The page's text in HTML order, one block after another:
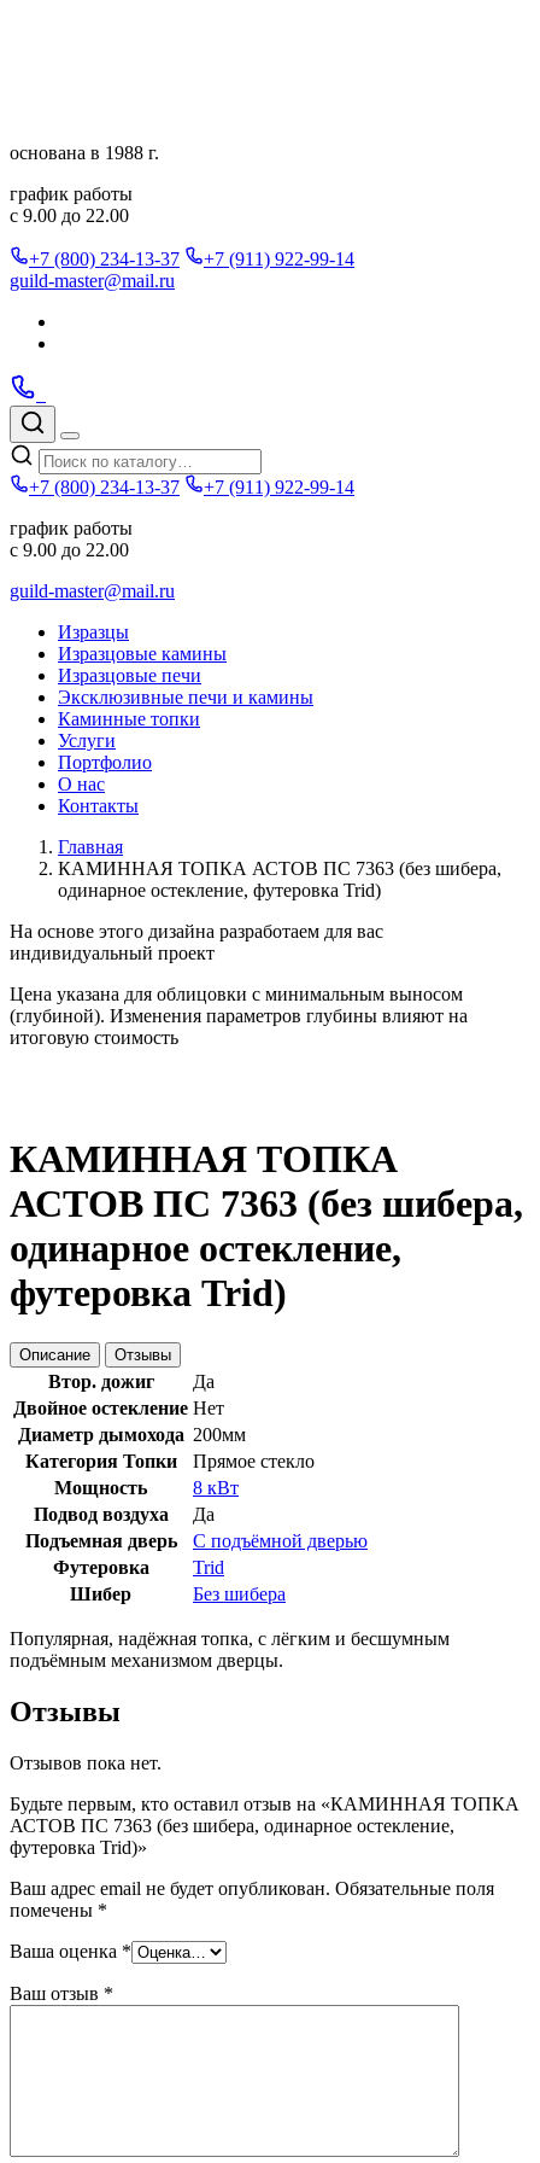
основана в 1988 г.
график работы
с 9.00 до 22.00
+7 (800) 234-13-37
+7 (911) 922-99-14
guild-master@mail.ru
Позвонить
Поиск
по
каталогу
Меню
+7 (800) 234-13-37
+7 (911) 922-99-14
график работы
с 9.00 до 22.00
guild-master@mail.ru
Изразцы
Изразцовые камины
Изразцовые печи
Эксклюзивные печи и камины
Каминные топки
Услуги
Портфолио
О нас
Контакты
Главная
КАМИННАЯ ТОПКА АСТОВ ПС 7363 (без шибера,
одинарное остекление, футеровка Trid)
На основе этого дизайна разработаем для вас
индивидуальный проект
Цена указана для облицовки с минимальным выносом
(глубиной). Изменения параметров глубины влияют на
итоговую стоимость
КАМИННАЯ ТОПКА
АСТОВ ПС 7363 (без шибера,
одинарное остекление,
футеровка Trid)
Описание Отзывы
Втор. дожиг
Да
Двойное остекление Нет
Диаметр дымохода 200мм
Категория Топки
Прямое стекло
Мощность
8 кВт
Подвод воздуха
Да
Подъемная дверь
С подъёмной дверью
Футеровка
Trid
Шибер
Без шибера
Популярная, надёжная топка, с лёгким и бесшумным
подъёмным механизмом дверцы.
Отзывы
Отзывов пока нет.
Будьте первым, кто оставил отзыв на «КАМИННАЯ ТОПКА
АСТОВ ПС 7363 (без шибера, одинарное остекление,
футеровка Trid)»
Ваш адрес email не будет опубликован. Обязательные поля
помечены *
Ваша оценка *
Ваш отзыв *